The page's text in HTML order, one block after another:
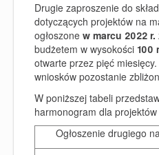
Drugie zaproszenie do
dotyczących projektów na
ogłoszone w marcu 2022 r.
budżetem w wysokości 100
otwarte przez pięć
wniosków pozostanie
W poniższej tabeli
harmonogram dla projektów
Ogłoszenie drugiego